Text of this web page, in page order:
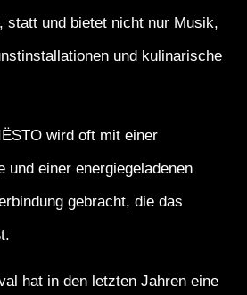
statt und bietet nicht nur Musik,
und kulinarische
wird oft mit einer
und einer energiegeladenen
gebracht, die das
hat in den letzten Jahren eine